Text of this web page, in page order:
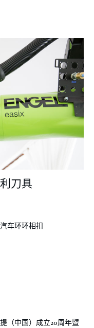
刀具
车环环相扣
（中国）成立20周年暨